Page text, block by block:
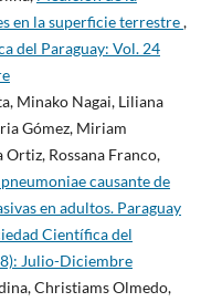
en la superficie terrestre,
del Paraguay: Vol. 24
Minako Nagai, Liliana
Gómez, Miriam
Ortiz, Rossana Franco,
causante de
en adultos. Paraguay
Científica del
Julio-Diciembre
Christiams Olmedo,